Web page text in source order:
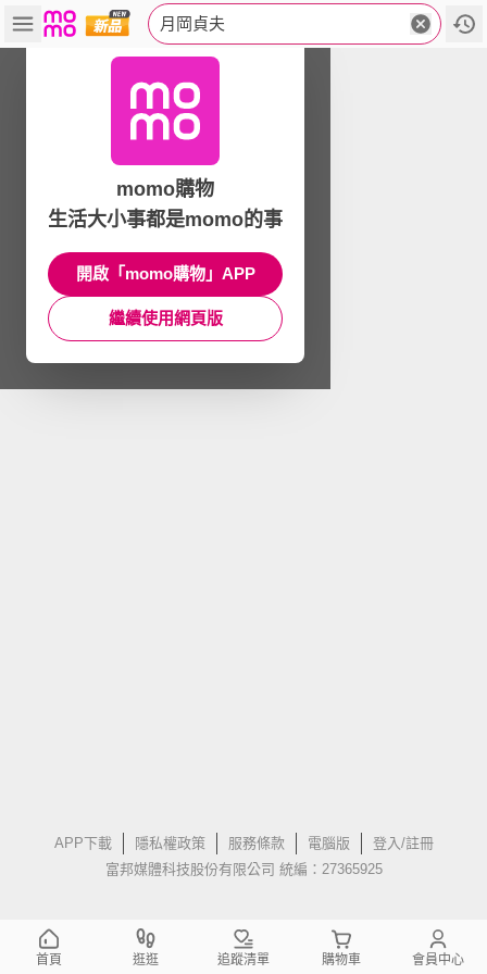
月岡貞夫
APP下載 隱私權政策 服務條款 電腦版
登入/註冊
富邦媒體科技股份有限公司 統編：27365925
momo購物
生活大小事都是momo的事
開啟「momo購物」APP
繼續使用網頁版
首頁 逛逛 追蹤清單 購物車 會員中心